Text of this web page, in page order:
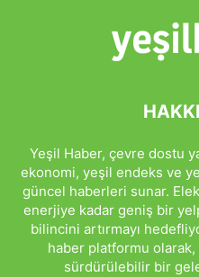
Yeşil Haber, çevre dostu
ekonomi, yeşil endeks ve
güncel haberleri sunar.
enerjiye kadar geniş bir
bilincini artırmayı
haber platformu
sürdürülebilir bir